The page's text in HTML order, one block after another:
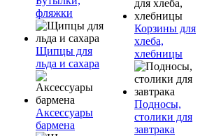
фляжки
Щипцы для
льда и сахара
Аксессуары
бармена
Корзины для
хлеба,
хлебницы
Подносы,
столики для
завтрака